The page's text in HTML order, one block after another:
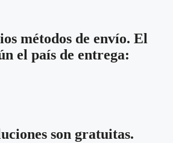
métodos de envío. El
el país de entrega:
son gratuitas.